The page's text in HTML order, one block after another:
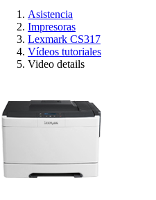
Asistencia
Impresoras
Lexmark CS317
Vídeos tutoriales
Video details